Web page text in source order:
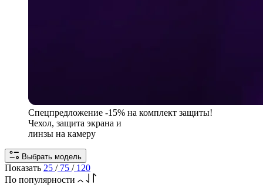
Спецпредложение -15% на комплект защиты!
Чехол, защита экрана и
линзы на камеру
Выбрать модель
Показать 25 / 75 / 120
По популярности